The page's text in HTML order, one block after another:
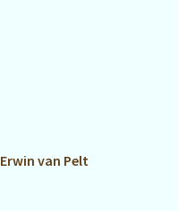
Erwin van Pelt